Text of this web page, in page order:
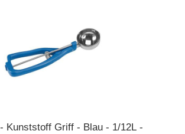
Kunststoff Griff - Blau - 1/12L -